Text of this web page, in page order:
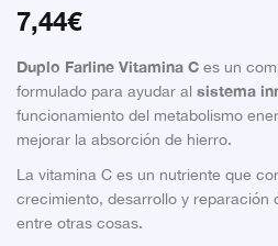
7,44€
Duplo Farline Vitamina Ces un
formulado para ayudar al sistema
funcionamiento del metabolismo
mejorar la absorción de hierro.
La vitamina C es un nutriente que
crecimiento, desarrollo y reparación
entre otras cosas.